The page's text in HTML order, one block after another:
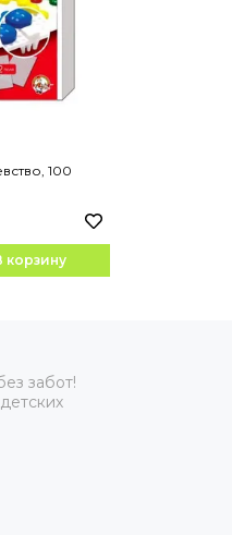
100
корзину
забот!